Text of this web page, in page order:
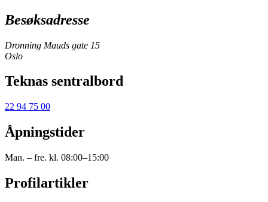
Besøksadresse
Dronning Mauds gate 15
Oslo
Teknas sentralbord
22 94 75 00
Åpningstider
Man. – fre. kl. 08:00–15:00
Profilartikler